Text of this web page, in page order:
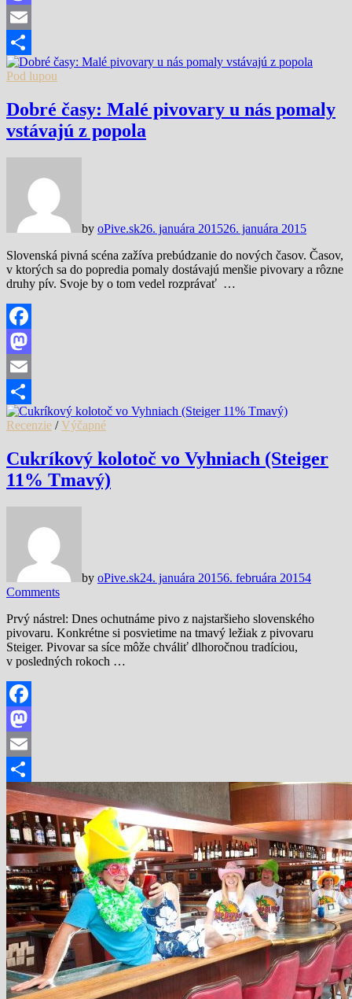
Mastodon
Email
Share
Pod lupou
Dobré časy: Malé pivovary u nás pomaly
vstávajú z popola
by oPive.sk26. januára 201526. januára 2015
Slovenská pivná scéna zažíva prebúdzanie do nových časov. Časov,
v ktorých sa do popredia pomaly dostávajú menšie pivovary a rôzne
druhy pív. Svoje by o tom vedel rozprávať …
Facebook
Mastodon
Email
Share
Recenzie /Výčapné
Cukríkový kolotoč vo Vyhniach (Steiger
11% Tmavý)
by oPive.sk24. januára 20156. februára 20154
Comments
Prvý nástrel: Dnes ochutnáme pivo z najstaršieho slovenského
pivovaru. Konkrétne si posvietime na tmavý ležiak z pivovaru
Steiger. Pivovar sa síce môže chváliť dlhoročnou tradíciou,
v posledných rokoch …
Facebook
Mastodon
Email
Share